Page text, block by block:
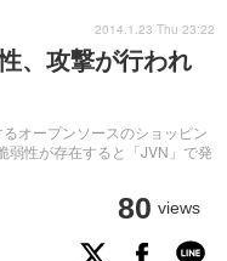
、攻撃が行われ
オープンソースのショッピン
弱性が存在すると「JVN」で発
80 views
2014.1.23 Thu 23:22